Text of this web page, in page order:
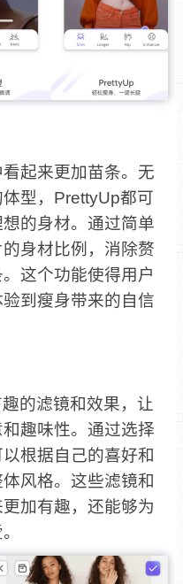
起来更加苗条。无
型，PrettyUp都可
的身材。通过简单
身材比例，消除赘
这个功能使得用户
到瘦身带来的自信
的滤镜和效果，让
趣味性。通过选择
根据自己的喜好和
风格。这些滤镜和
加有趣，还能够为